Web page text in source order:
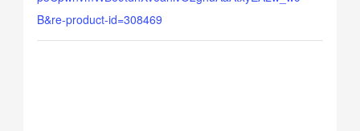
B&re-product-id=308469